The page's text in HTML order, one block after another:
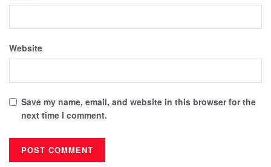
Website
Save my name, email, and website in this browser for the
next time I comment.